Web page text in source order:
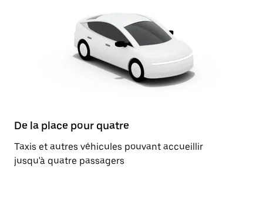
De la place pour quatre
Taxis et autres véhicules pouvant accueillir
jusqu'à quatre passagers